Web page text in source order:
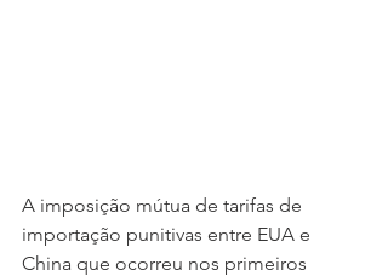
A imposição mútua de tarifas de
importação punitivas entre EUA e
China que ocorreu nos primeiros